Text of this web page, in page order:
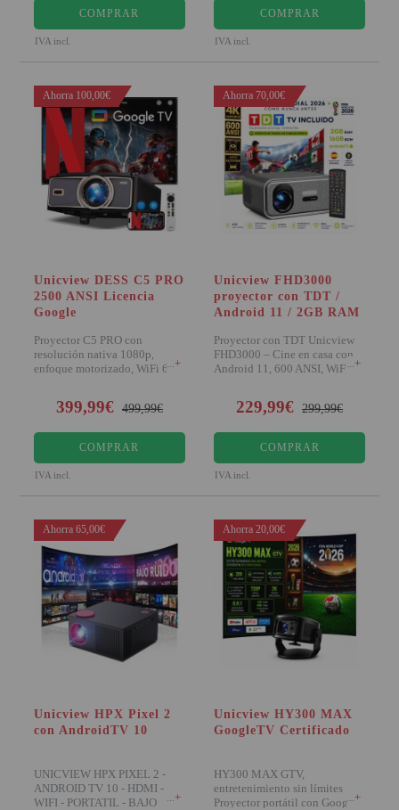
SOPORTE PARA PROYECTOR
CABLES Y ACCESORIOS
Atención Pedidos:
951 10 21 22
Lunes a Viernes:9.00h a 15.30h
pedidos@proyectorbarato.com
Asistencia Técnica:
COMPRAR
IVA incl.
COMPRAR
IVA incl.
Ahorra 100,00€
Unicview DESS C5 PRO
2500 ANSI Licencia
Google
Proyector C5 PRO con
resolución nativa 1080p,
enfoque motorizado, WiFi 6 y+
399,99€ 499,99€
COMPRAR
IVA incl.
Ahorra 70,00€
Unicview FHD3000
proyector con TDT /
Android 11 / 2GB RAM
Proyector con TDT Unicview
FHD3000 – Cine en casa con
Android 11, 600 ANSI, WiFi, +
229,99€ 299,99€
COMPRAR
IVA incl.
Ahorra 65,00€
Unicview HPX Pixel 2
con AndroidTV 10
UNICVIEW HPX PIXEL 2 -
ANDROID TV 10 - HDMI -
WIFI - PORTATIL - BAJO
+
Ahorra 20,00€
Unicview HY300 MAX
GoogleTV Certificado
HY300 MAX GTV,
entretenimiento sin límites
Proyector portátil con Google+